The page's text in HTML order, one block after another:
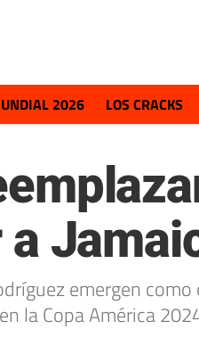
2026 LOS CRACKS
emergen
la Copa América